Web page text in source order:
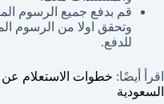
قم بدفع جميع الرسوم
وتحقق اولا من الرسوم
للدفع.
اقرأ أيضًا: خطوات الاستعلام عن
السعودية